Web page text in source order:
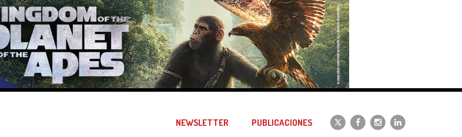
NEWSLETTER PUBLICACIONES